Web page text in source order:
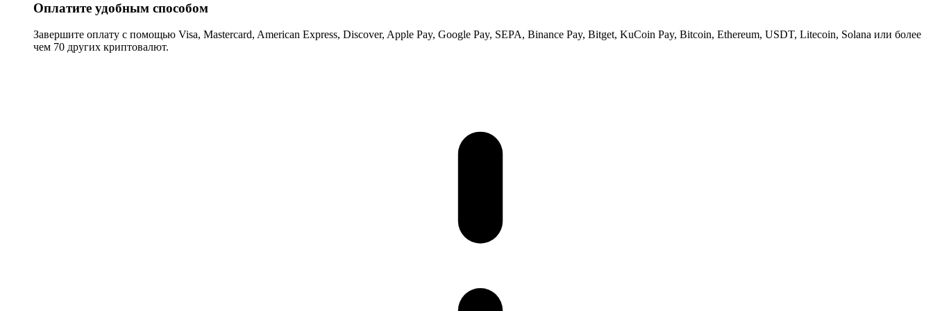
Оплатите удобным способом
Завершите оплату с помощью Visa, Mastercard, American Express, Discover, Apple Pay, Google Pay, SEPA, Binance Pay, Bitget, KuCoin Pay, Bitcoin, Ethereum, USDT, Litecoin, Solana или более
чем 70 других криптовалют.